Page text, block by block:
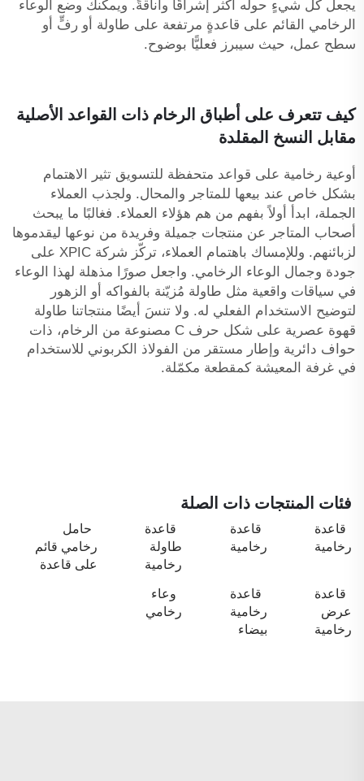
يجعل كل شيءٍ حوله أكثر إشراقًا وأناقةً. ويمكنك وضع الوعاء
الرخامي القائم على قاعدةٍ مرتفعة على طاولة أو رفٍّ أو
سطح عمل، حيث سيبرز فعليًّا بوضوح.
كيف تتعرف على أطباق الرخام ذات القواعد الأصلية
مقابل النسخ المقلدة
أوعية رخامية على قواعد متحفظة للتسويق تثير الاهتمام
بشكل خاص عند بيعها للمتاجر والمحال. ولجذب العملاء
الجملة، ابدأ أولاً بفهم من هم هؤلاء العملاء. فغالبًا ما يبحث
أصحاب المتاجر عن منتجات جميلة وفريدة من نوعها ليقدموها
لزبائنهم. وللإمساك باهتمام العملاء، تركّز شركة XPIC على
جودة وجمال الوعاء الرخامي. واجعل صورًا مذهلة لهذا الوعاء
في سياقات واقعية مثل طاولة مُزيّنة بالفواكه أو الزهور
لتوضيح الاستخدام الفعلي له. ولا تنسَ أيضًا منتجاتنا طاولة
قهوة عصرية على شكل حرف C مصنوعة من الرخام، ذات
حواف دائرية وإطار مستقر من الفولاذ الكربوني للاستخدام
في غرفة المعيشة كمقطعة مكمّلة.
فئات المنتجات ذات الصلة
قاعدة
رخامية
قاعدة
رخامية
قاعدة
طاولة
رخامية
حامل
رخامي قائم
على قاعدة
قاعدة
عرض
رخامية
قاعدة
رخامية
بيضاء
وعاء
رخامي